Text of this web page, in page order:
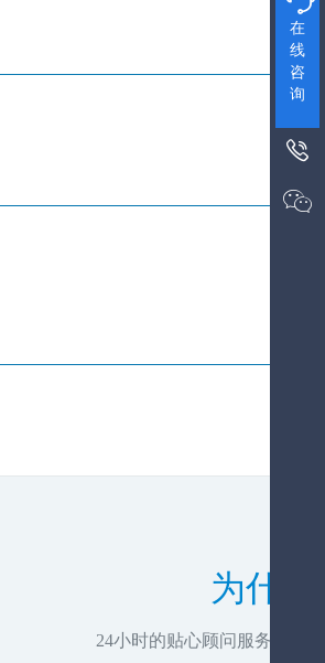
为什
24小时的贴心顾问服务，推
在
线
咨
询

